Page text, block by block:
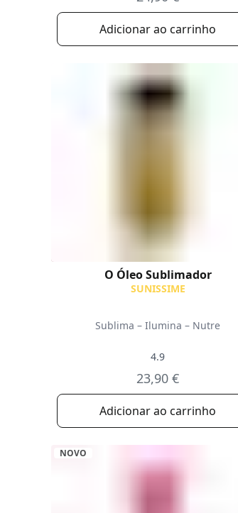
Adicionar ao carrinho
O Óleo Sublimador
SUNISSIME
Sublima – Ilumina – Nutre
4.9
23,90 €
Adicionar ao carrinho
NOVO